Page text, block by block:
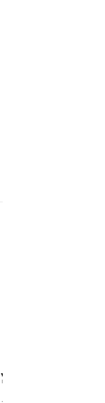
¥
こどもコスプレ こども